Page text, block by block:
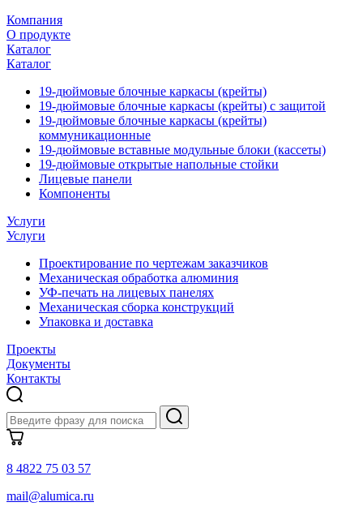
Компания
О продукте
Каталог
Каталог
19-дюймовые блочные каркасы (крейты)
19-дюймовые блочные каркасы (крейты) с защитой
19-дюймовые блочные каркасы (крейты)
коммуникационные
19-дюймовые вставные модульные блоки (кассеты)
19-дюймовые открытые напольные стойки
Лицевые панели
Компоненты
Услуги
Услуги
Проектирование по чертежам заказчиков
Механическая обработка алюминия
УФ-печать на лицевых панелях
Механическая сборка конструкций
Упаковка и доставка
Проекты
Документы
Контакты
8 4822 75 03 57
mail@alumica.ru